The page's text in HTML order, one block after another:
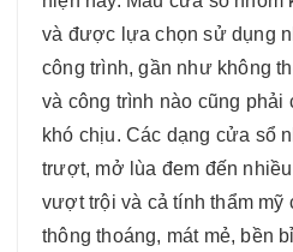
và được lựa chọn sử dụng
công trình, gần như không
và công trình nào cũng phải
khó chịu. Các dạng cửa sổ
trượt, mở lùa đem đến
vượt trội và cả tính thẩm mỹ
thông thoáng, mát mẻ, bền